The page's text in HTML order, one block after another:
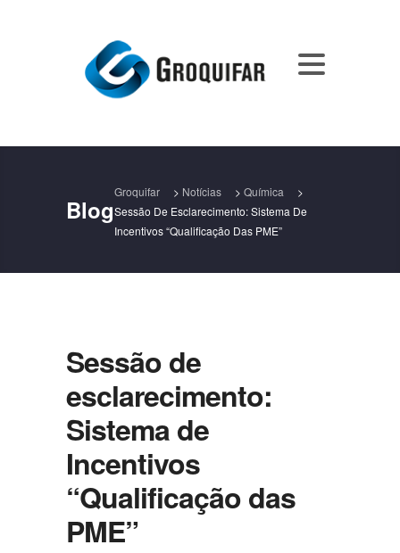
Blog
Groquifar > Notícias > Química
>
Sessão De Esclarecimento: Sistema De
Incentivos “Qualificação Das PME”
Sessão de
esclarecimento:
Sistema de
Incentivos
“Qualificação das
PME”